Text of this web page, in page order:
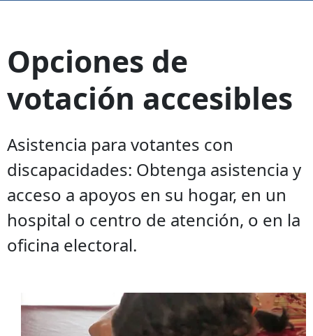
Opciones de
votación accesibles
Asistencia para votantes con
discapacidades: Obtenga asistencia y
acceso a apoyos en su hogar, en un
hospital o centro de atención, o en la
oficina electoral.